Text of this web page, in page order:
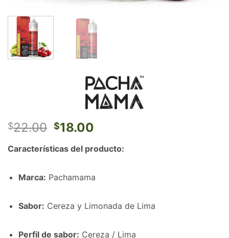
$22.00 El
original
$22.00.
$18.00
actual
$18.00.
Características del producto:
Marca: Pachamama
Sabor: Cereza y Limonada de Lima
Perfil de sabor: Cereza / Lima